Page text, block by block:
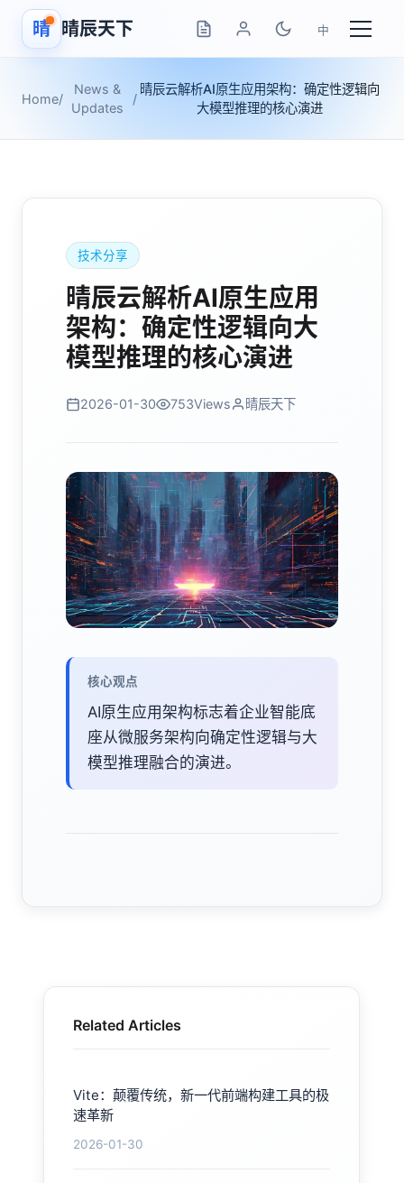
晴 晴辰天下 中
Home/
News &
Updates
/
晴辰云解析AI原生应用架构：确定性逻辑向
大模型推理的核心演进
技术分享
晴辰云解析AI原生应用
架构：确定性逻辑向大
模型推理的核心演进
2026-01-30 753Views 晴辰天下
核心观点
AI原生应用架构标志着企业智能底
座从微服务架构向确定性逻辑与大
模型推理融合的演进。
Related Articles
Vite：颠覆传统，新一代前端构建工具的极
速革新
2026-01-30